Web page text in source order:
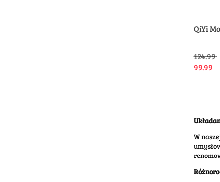
QiYi
124.99
99.99
W